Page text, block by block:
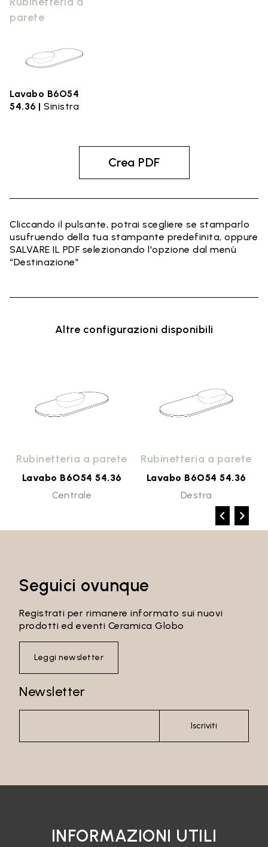
parete
Lavabo B6O54
54.36 | Sinistra
Crea PDF
Cliccando il pulsante, potrai scegliere se stamparlo
usufruendo della tua stampante predefinita, oppure
SALVARE IL PDF selezionando l'opzione dal menù
“Destinazione”
Altre configurazioni disponibili
Rubinetteria a parete
Lavabo B6O54 54.36
Centrale
Rubinetteria a parete
Lavabo B6O54 54.36
Destra
Seguici ovunque
Registrati per rimanere informato sui nuovi
prodotti ed eventi Ceramica Globo
Leggi newsletter
Newsletter
Iscriviti
INFORMAZIONI UTILI